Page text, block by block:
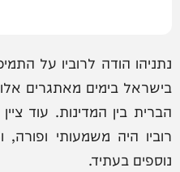
נתניהו הודה לרוביו על
בישראל בימים מאתגרים אלו
הברית בין המדינות. עוד
רוביו היה משמעותי
נוספים בעתיד.